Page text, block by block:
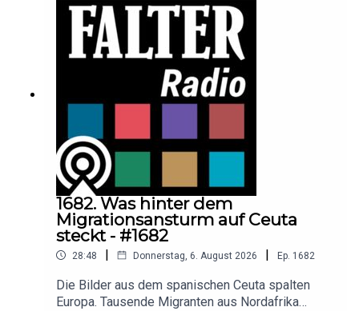
Finanzexperten Thomas Wieser und Hans-
Christian Kogler vom Salzburger Design-Studio
PunktFormStrich, der mit seinem Entwurf zu den
Finalisten gehört.
1682. Was hinter dem
Migrationsansturm auf Ceuta
steckt - #1682
28:48 | Donnerstag, 6. August 2026 | Ep. 1682
Die Bilder aus dem spanischen Ceuta spalten
Europa. Tausende Migranten aus Nordafrika